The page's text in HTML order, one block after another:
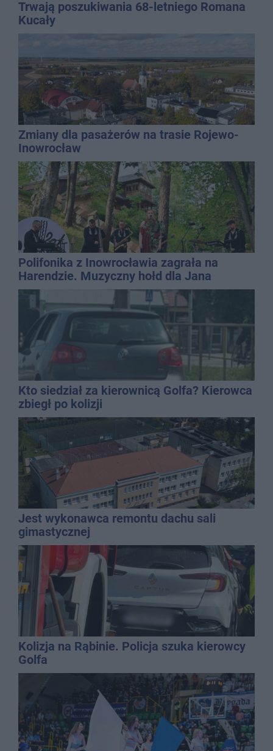
Trwają poszukiwania 68-letniego Romana
Kucały
Zmiany dla pasażerów na trasie Rojewo-
Inowrocław
Polifonika z Inowrocławia zagrała na
Harendzie. Muzyczny hołd dla Jana
Kasprowicza
Kto siedział za kierownicą Golfa? Kierowca
zbiegł po kolizji
Jest wykonawca remontu dachu sali
gimastycznej
Kolizja na Rąbinie. Policja szuka kierowcy
Golfa